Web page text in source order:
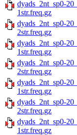
dyads_2nt_sp0-
1str.freq.gz
dyads_2nt_sp0-
2str.freq.gz
dyads_2nt_sp0-
1str.freq.gz
dyads_2nt_sp0-
2str.freq.gz
dyads_2nt_sp0-
1str.freq.gz
dyads_2nt_sp0-
2str.freq.gz
dyads_2nt_sp0-
1str.freq.gz